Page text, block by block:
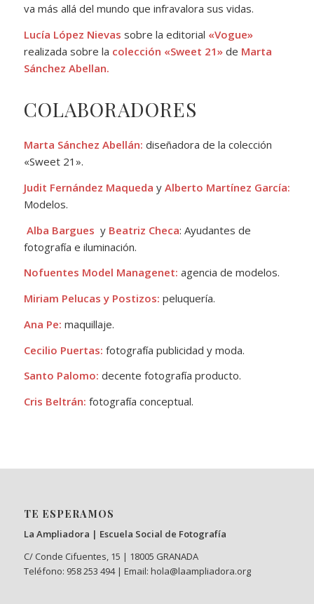
va más allá del mundo que infravalora sus vidas.
Lucía López Nievas sobre la editorial «Vogue»
realizada sobre la colección «Sweet 21»de Marta
Sánchez Abellan.
COLABORADORES
Marta Sánchez Abellán: diseñadora de la colección
«Sweet 21».
Judit Fernández Maqueda y Alberto Martínez García:
Modelos.
Alba Bargues y Beatriz Checa: Ayudantes de
fotografía e iluminación.
Nofuentes Model Managenet: agencia de modelos.
Miriam Pelucas y Postizos: peluquería.
Ana Pe: maquillaje.
Cecilio Puertas: fotografía publicidad y moda.
Santo Palomo: decente fotografía producto.
Cris Beltrán: fotografía conceptual.
TE ESPERAMOS
La Ampliadora | Escuela Social de Fotografía
C/ Conde Cifuentes, 15 | 18005 GRANADA
Teléfono: 958 253 494 | Email: hola@laampliadora.org